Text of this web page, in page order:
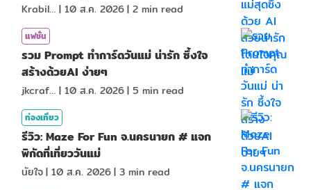
KrabiInsight | 10 ส.ค. 2026| 2 min read
แฟชั่น
รวม Prompt ทำการ์ดวันแม่ น่ารัก ซึ้งใจ
สร้างด้วยAI ง่ายๆ
jkcraf98 | 10 ส.ค. 2026| 5 min read
ท่องเที่ยว
รีวิว: Maze For Fun จ.นครนายก # แจก
พิกัดที่เที่ยววันแม่
นัยใจ| 10 ส.ค. 2026| 3 min read